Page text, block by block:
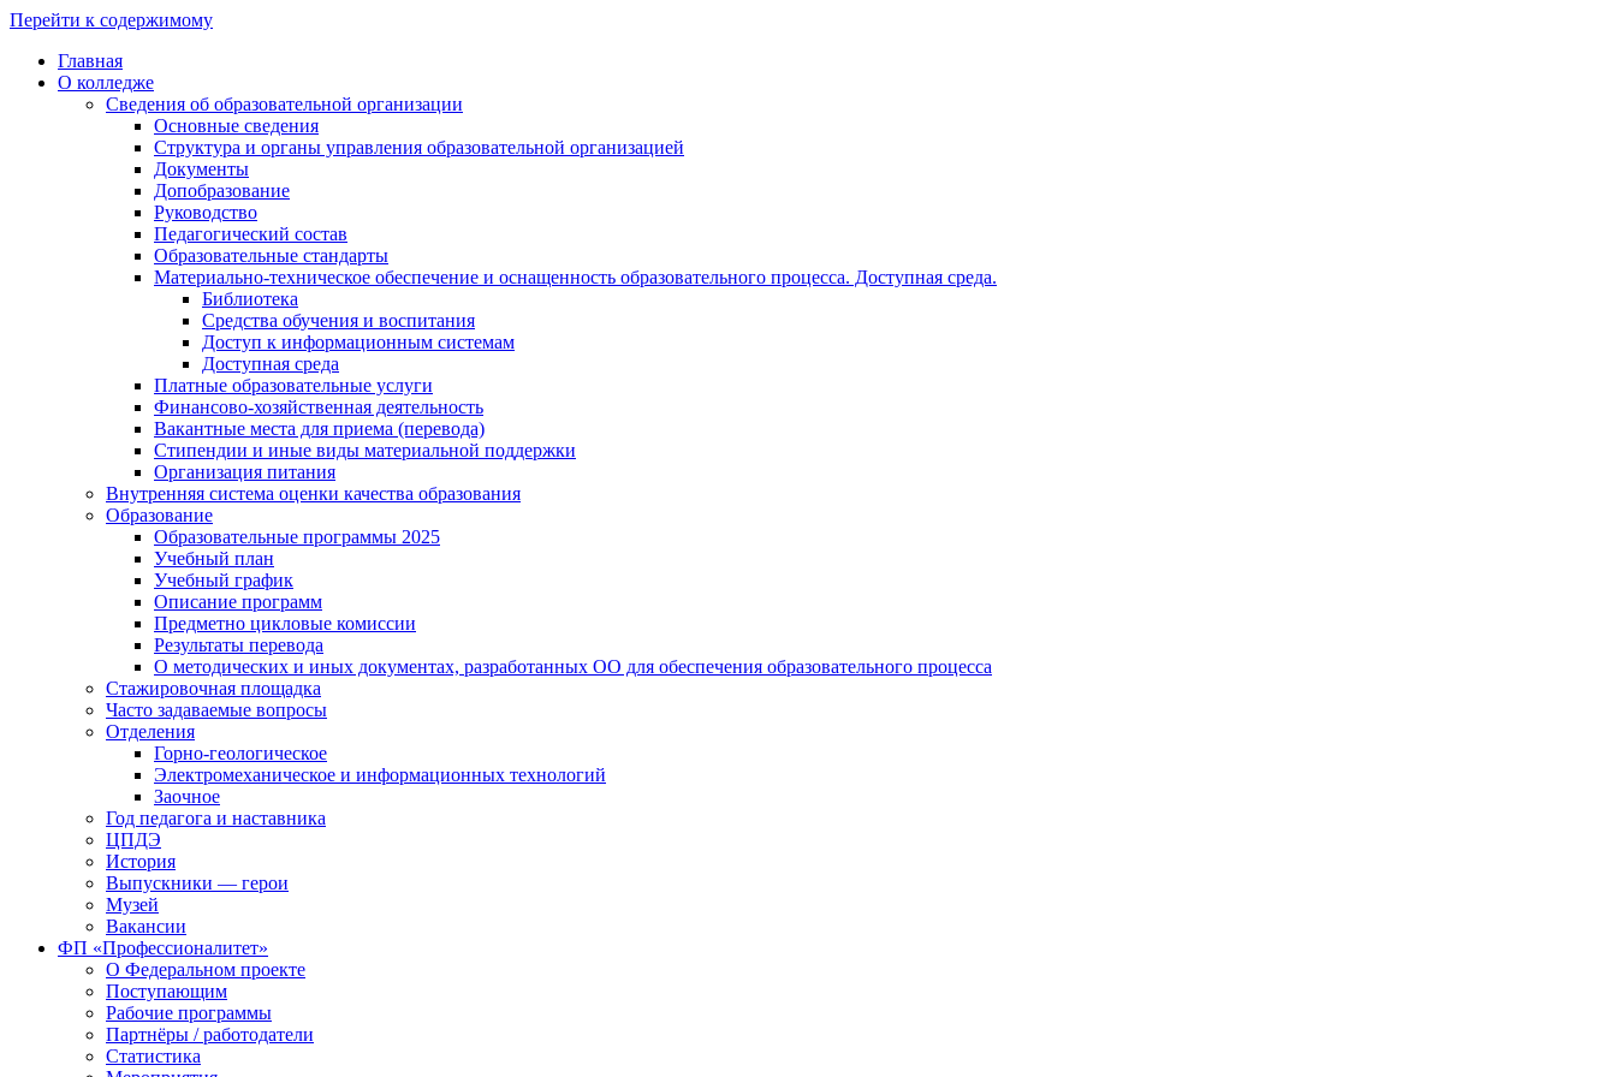
Перейти к содержимому
Главная
О колледже
Сведения об образовательной организации
Основные сведения
Структура и органы управления образовательной организацией
Документы
Допобразование
Руководство
Педагогический состав
Образовательные стандарты
Материально-техническое обеспечение и оснащенность образовательного процесса. Доступная среда.
Библиотека
Средства обучения и воспитания
Доступ к информационным системам
Доступная среда
Платные образовательные услуги
Финансово-хозяйственная деятельность
Вакантные места для приема (перевода)
Стипендии и иные виды материальной поддержки
Организация питания
Внутренняя система оценки качества образования
Образование
Образовательные программы 2025
Учебный план
Учебный график
Описание программ
Предметно цикловые комиссии
Результаты перевода
О методических и иных документах, разработанных ОО для обеспечения образовательного процесса
Стажировочная площадка
Часто задаваемые вопросы
Отделения
Горно-геологическое
Электромеханическое и информационных технологий
Заочное
Год педагога и наставника
ЦПДЭ
История
Выпускники — герои
Музей
Вакансии
ФП «Профессионалитет»
О Федеральном проекте
Поступающим
Рабочие программы
Партнёры / работодатели
Статистика